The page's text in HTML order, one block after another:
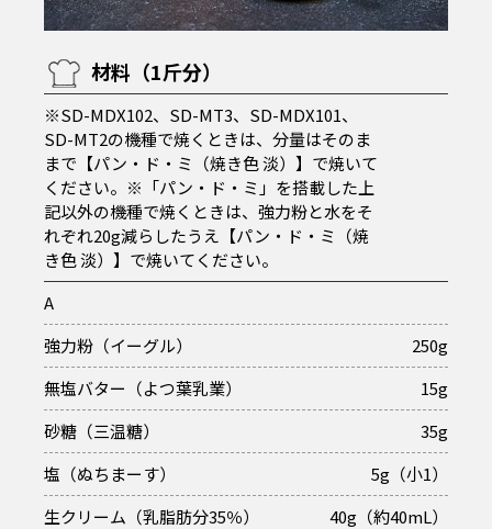
材料（1斤分）
※SD-MDX102、SD-MT3、SD-MDX101、
SD-MT2の機種で焼くときは、分量はそのま
まで【パン・ド・ミ（焼き色 淡）】で焼いて
ください。※「パン・ド・ミ」を搭載した上
記以外の機種で焼くときは、強力粉と水をそ
れぞれ20g減らしたうえ【パン・ド・ミ（焼
き色 淡）】で焼いてください。
A
強力粉（イーグル）
250g
無塩バター（よつ葉乳業）
15g
砂糖（三温糖）
35g
塩（ぬちまーす）
5g（小1）
生クリーム（乳脂肪分35％）
40g（約40mL）